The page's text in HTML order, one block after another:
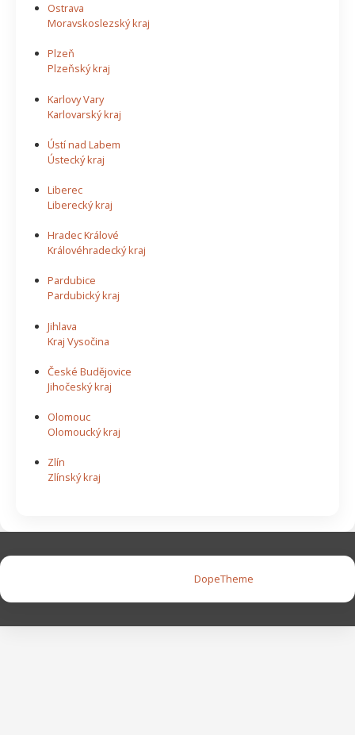
Ostrava
Moravskoslezský kraj
Plzeň
Plzeňský kraj
Karlovy Vary
Karlovarský kraj
Ústí nad Labem
Ústecký kraj
Liberec
Liberecký kraj
Hradec Králové
Královéhradecký kraj
Pardubice
Pardubický kraj
Jihlava
Kraj Vysočina
České Budějovice
Jihočeský kraj
Olomouc
Olomoucký kraj
Zlín
Zlínský kraj
DopeTheme